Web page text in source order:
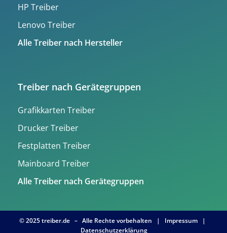
HP Treiber
Lenovo Treiber
Alle Treiber nach Hersteller
Treiber nach Gerätegruppen
Grafikkarten Treiber
Drucker Treiber
Festplatten Treiber
Mainboard Treiber
Alle Treiber nach Gerätegruppen
© 2025 treiber.de – Alle Rechte vorbehalten | Impressum |
Datenschutzerklärung